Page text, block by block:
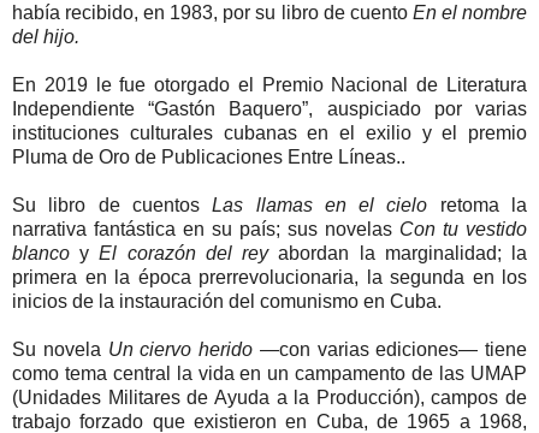
había recibido, en 1983, por su libro de cuento En el nombre
del hijo.
En 2019 le fue otorgado el Premio Nacional de Literatura
Independiente “Gastón Baquero”, auspiciado por varias
instituciones culturales cubanas en el exilio y el premio
Pluma de Oro de Publicaciones Entre Líneas..
Su libro de cuentosLas llamas en el cielo retoma la
narrativa fantástica en su país; sus novelas Con tu vestido
blanco yEl corazón del reyabordan la marginalidad; la
primera en la época prerrevolucionaria, la segunda en los
inicios de la instauración del comunismo en Cuba.
Su novela Un ciervo herido —con varias ediciones— tiene
como tema central la vida en un campamento de las UMAP
(Unidades Militares de Ayuda a la Producción), campos de
trabajo forzado que existieron en Cuba, de 1965 a 1968,